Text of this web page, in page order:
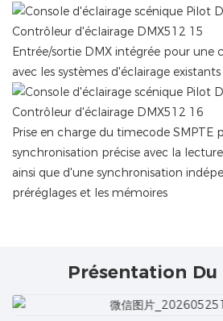
Entrée/sortie DMX intégrée pour une
avec les systèmes d'éclairage existants
Prise en charge du timecode SMPTE
synchronisation précise avec la
ainsi que d'une synchronisation
préréglages et les mémoires
Présentation